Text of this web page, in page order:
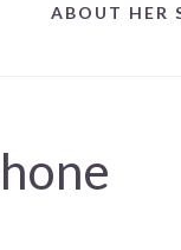
ABOUT HER